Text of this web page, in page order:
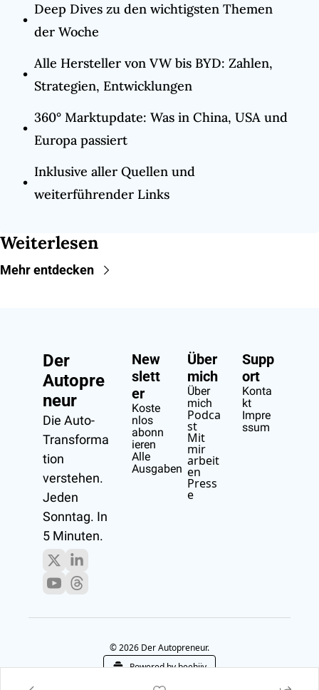
Deep Dives zu den wichtigsten Themen
der Woche
Alle Hersteller von VW bis BYD: Zahlen,
Strategien, Entwicklungen
360° Marktupdate: Was in China, USA und
Europa passiert
Inklusive aller Quellen und
weiterführender Links
Weiterlesen
Mehr entdecken
Der
Autopre
neur
Die Auto-
Transforma
tion
verstehen.
Jeden
Sonntag. In
5 Minuten.
New
slett
er
Koste
nlos
abonn
ieren
Alle
Ausgaben
Über
mich
Über
mich
Podca
st
Mit
mir
arbeit
en
Press
e
Supp
ort
Konta
kt
Impre
ssum
© 2026 Der Autopreneur.
Powered by beehiiv